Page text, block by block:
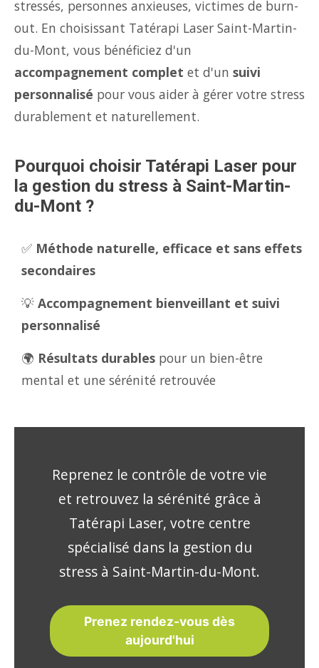
stressés, personnes anxieuses, victimes de burn-
out. En choisissant Tatérapi Laser Saint-Martin-
du-Mont, vous bénéficiez d'un
accompagnement complet et d'un suivi
personnalisé pour vous aider à gérer votre stress
durablement et naturellement.
Pourquoi choisir Tatérapi Laser pour
la gestion du stress à Saint-Martin-
du-Mont ?
✅ Méthode naturelle, efficace et sans effets
secondaires
💡 Accompagnement bienveillant et suivi
personnalisé
🌍 Résultats durables pour un bien-être
mental et une sérénité retrouvée
Reprenez le contrôle de votre vie
et retrouvez la sérénité grâce à
Tatérapi Laser, votre centre
spécialisé dans la gestion du
stress à Saint-Martin-du-Mont.
Prenez rendez-vous dès
aujourd'hui